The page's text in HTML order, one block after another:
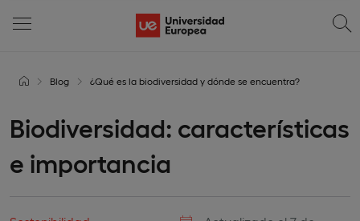
Blog ¿Qué es la biodiversidad y dónde se encuentra?
Biodiversidad: características
e importancia